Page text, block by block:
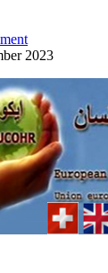
2023